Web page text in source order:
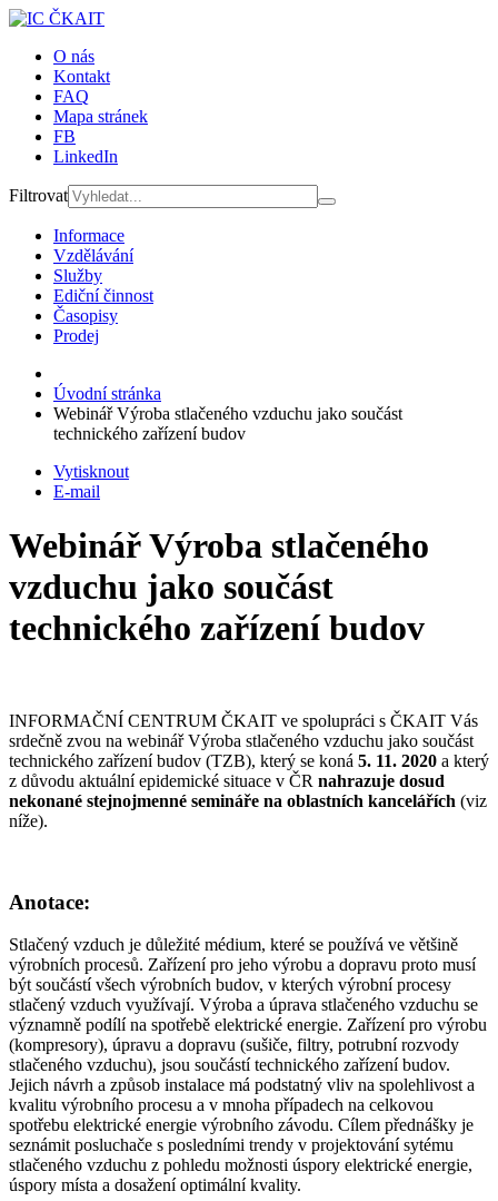
O nás
Kontakt
FAQ
Mapa stránek
FB
LinkedIn
Filtrovat
Informace
Vzdělávání
Služby
Ediční činnost
Časopisy
Prodej
Úvodní stránka
Webinář Výroba stlačeného vzduchu jako součást
technického zařízení budov
Vytisknout
E-mail
Webinář Výroba stlačeného
vzduchu jako součást
technického zařízení budov
INFORMAČNÍ CENTRUM ČKAIT ve spolupráci s ČKAIT Vás
srdečně zvou na webinář Výroba stlačeného vzduchu jako součást
technického zařízení budov (TZB), který se koná 5. 11. 2020 a který
z důvodu aktuální epidemické situace v ČR nahrazuje dosud
nekonané stejnojmenné semináře na oblastních kancelářích (viz
níže).
Anotace:
Stlačený vzduch je důležité médium, které se používá ve většině
výrobních procesů. Zařízení pro jeho výrobu a dopravu proto musí
být součástí všech výrobních budov, v kterých výrobní procesy
stlačený vzduch využívají. Výroba a úprava stlačeného vzduchu se
významně podílí na spotřebě elektrické energie. Zařízení pro výrobu
(kompresory), úpravu a dopravu (sušiče, filtry, potrubní rozvody
stlačeného vzduchu), jsou součástí technického zařízení budov.
Jejich návrh a způsob instalace má podstatný vliv na spolehlivost a
kvalitu výrobního procesu a v mnoha případech na celkovou
spotřebu elektrické energie výrobního závodu. Cílem přednášky je
seznámit posluchače s posledními trendy v projektování sytému
stlačeného vzduchu z pohledu možnosti úspory elektrické energie,
úspory místa a dosažení optimální kvality.